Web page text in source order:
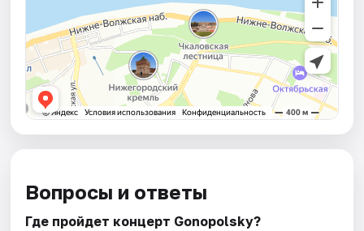
Вопросы и ответы
Где пройдет концерт Gonopolsky?